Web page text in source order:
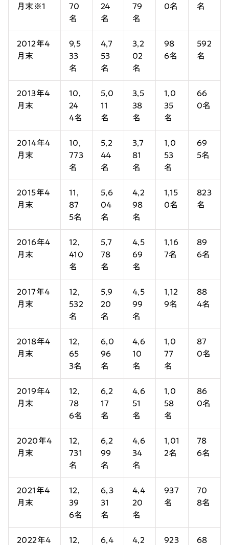
月末 ※1
70
名
24
名
79
名
0名 名
2012年4
月末
9,5
33
名
4,7
53
名
3,2
02
名
98
6名
592
名
2013年4
月末
10,
24
4名
5,0
11
名
3,5
38
名
1,0
35
名
66
0名
2014年4
月末
10,
773
名
5,2
44
名
3,7
81
名
1,0
53
名
69
5名
2015年4
月末
11,
87
5名
5,6
04
名
4,2
98
名
1,15
0名
823
名
2016年4
月末
12,
410
名
5,7
78
名
4,5
69
名
1,16
7名
89
6名
2017年4
月末
12,
532
名
5,9
20
名
4,5
99
名
1,12
9名
88
4名
2018年4
月末
12,
65
3名
6,0
96
名
4,6
10
名
1,0
77
名
87
0名
2019年4
月末
12,
78
6名
6,2
17
名
4,6
51
名
1,0
58
名
86
0名
2020年4
月末
12,
731
名
6,2
99
名
4,6
34
名
1,01
2名
78
6名
2021年4
月末
12,
39
6名
6,3
31
名
4,4
20
名
937
名
70
8名
2022年4
12,
6,4
4,2
923
68